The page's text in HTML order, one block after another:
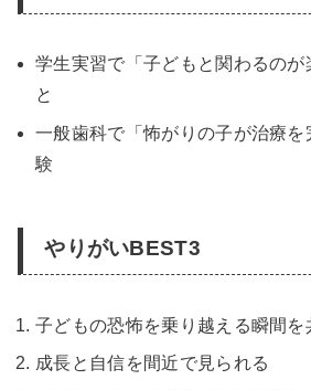
学生実習で「子どもと関わるのが
と
一般歯科で「怖がりの子が治療
験
やりがいBEST3
子どもの恐怖を乗り越える瞬間を
成長と自信を間近で見られる